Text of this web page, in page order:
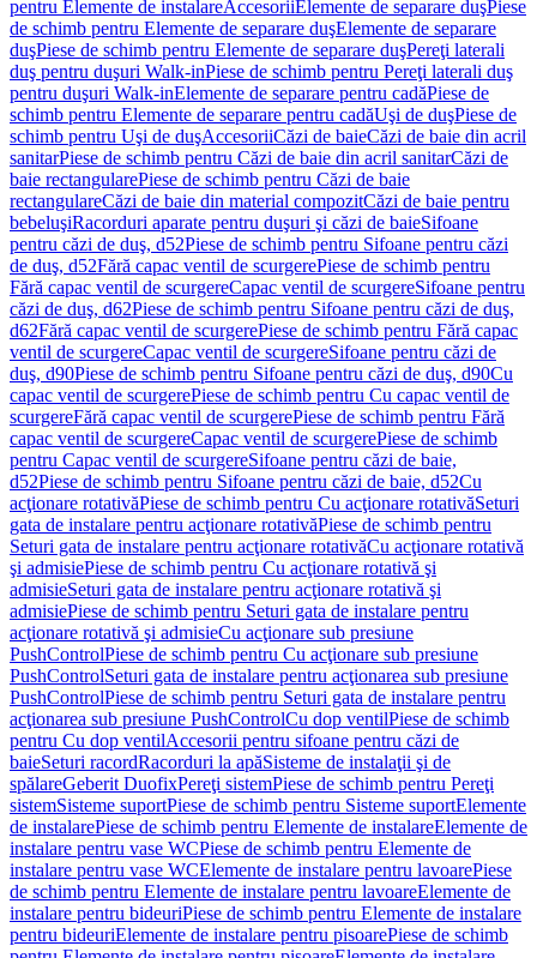
pentru Elemente de instalareAccesoriiElemente de separare duşPiese
de schimb pentru Elemente de separare duşElemente de separare
duşPiese de schimb pentru Elemente de separare duşPereţi laterali
duş pentru duşuri Walk-inPiese de schimb pentru Pereţi laterali duş
pentru duşuri Walk-inElemente de separare pentru cadăPiese de
schimb pentru Elemente de separare pentru cadăUşi de duşPiese de
schimb pentru Uşi de duşAccesoriiCăzi de baieCăzi de baie din acril
sanitarPiese de schimb pentru Căzi de baie din acril sanitarCăzi de
baie rectangularePiese de schimb pentru Căzi de baie
rectangulareCăzi de baie din material compozitCăzi de baie pentru
bebeluşiRacorduri aparate pentru duşuri şi căzi de baieSifoane
pentru căzi de duş, d52Piese de schimb pentru Sifoane pentru căzi
de duş, d52Fără capac ventil de scurgerePiese de schimb pentru
Fără capac ventil de scurgereCapac ventil de scurgereSifoane pentru
căzi de duş, d62Piese de schimb pentru Sifoane pentru căzi de duş,
d62Fără capac ventil de scurgerePiese de schimb pentru Fără capac
ventil de scurgereCapac ventil de scurgereSifoane pentru căzi de
duş, d90Piese de schimb pentru Sifoane pentru căzi de duş, d90Cu
capac ventil de scurgerePiese de schimb pentru Cu capac ventil de
scurgereFără capac ventil de scurgerePiese de schimb pentru Fără
capac ventil de scurgereCapac ventil de scurgerePiese de schimb
pentru Capac ventil de scurgereSifoane pentru căzi de baie,
d52Piese de schimb pentru Sifoane pentru căzi de baie, d52Cu
acţionare rotativăPiese de schimb pentru Cu acţionare rotativăSeturi
gata de instalare pentru acţionare rotativăPiese de schimb pentru
Seturi gata de instalare pentru acţionare rotativăCu acţionare rotativă
şi admisiePiese de schimb pentru Cu acţionare rotativă şi
admisieSeturi gata de instalare pentru acţionare rotativă şi
admisiePiese de schimb pentru Seturi gata de instalare pentru
acţionare rotativă şi admisieCu acţionare sub presiune
PushControlPiese de schimb pentru Cu acţionare sub presiune
PushControlSeturi gata de instalare pentru acţionarea sub presiune
PushControlPiese de schimb pentru Seturi gata de instalare pentru
acţionarea sub presiune PushControlCu dop ventilPiese de schimb
pentru Cu dop ventilAccesorii pentru sifoane pentru căzi de
baieSeturi racordRacorduri la apăSisteme de instalaţii şi de
spălareGeberit DuofixPereţi sistemPiese de schimb pentru Pereţi
sistemSisteme suportPiese de schimb pentru Sisteme suportElemente
de instalarePiese de schimb pentru Elemente de instalareElemente de
instalare pentru vase WCPiese de schimb pentru Elemente de
instalare pentru vase WCElemente de instalare pentru lavoarePiese
de schimb pentru Elemente de instalare pentru lavoareElemente de
instalare pentru bideuriPiese de schimb pentru Elemente de instalare
pentru bideuriElemente de instalare pentru pisoarePiese de schimb